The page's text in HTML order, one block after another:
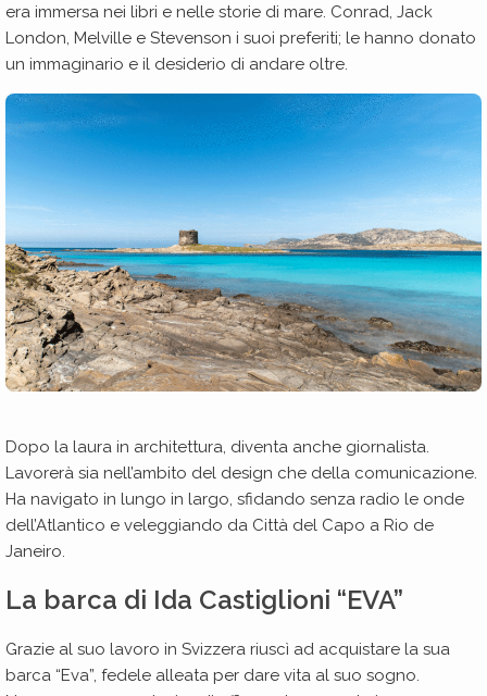
era immersa nei libri e nelle storie di mare. Conrad, Jack
London, Melville e Stevenson i suoi preferiti; le hanno donato
un immaginario e il desiderio di andare oltre.
Dopo la laura in architettura, diventa anche giornalista.
Lavorerà sia nell’ambito del design che della comunicazione.
Ha navigato in lungo in largo, sfidando senza radio le onde
dell’Atlantico e veleggiando da Città del Capo a Rio de
Janeiro.
La barca di Ida Castiglioni “EVA”
Grazie al suo lavoro in Svizzera riuscì ad acquistare la sua
barca “Eva”, fedele alleata per dare vita al suo sogno.